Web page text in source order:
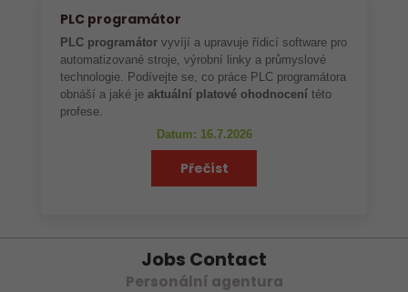
PLC programátor
PLC programátor vyvíjí a upravuje řídicí software pro
automatizované stroje, výrobní linky a průmyslové
technologie. Podívejte se, co práce PLC programátora
obnáší a jaké je aktuální platové ohodnocení této
profese.
Datum: 16.7.2026
Přečíst
Jobs Contact
Personální agentura